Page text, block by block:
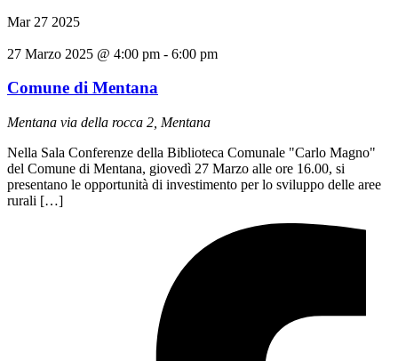
Mar 27 2025
27 Marzo 2025 @ 4:00 pm - 6:00 pm
Comune di Mentana
Mentana via della rocca 2, Mentana
Nella Sala Conferenze della Biblioteca Comunale "Carlo Magno"
del Comune di Mentana, giovedì 27 Marzo alle ore 16.00, si
presentano le opportunità di investimento per lo sviluppo delle aree
rurali […]